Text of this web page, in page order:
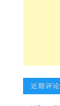
近期评论